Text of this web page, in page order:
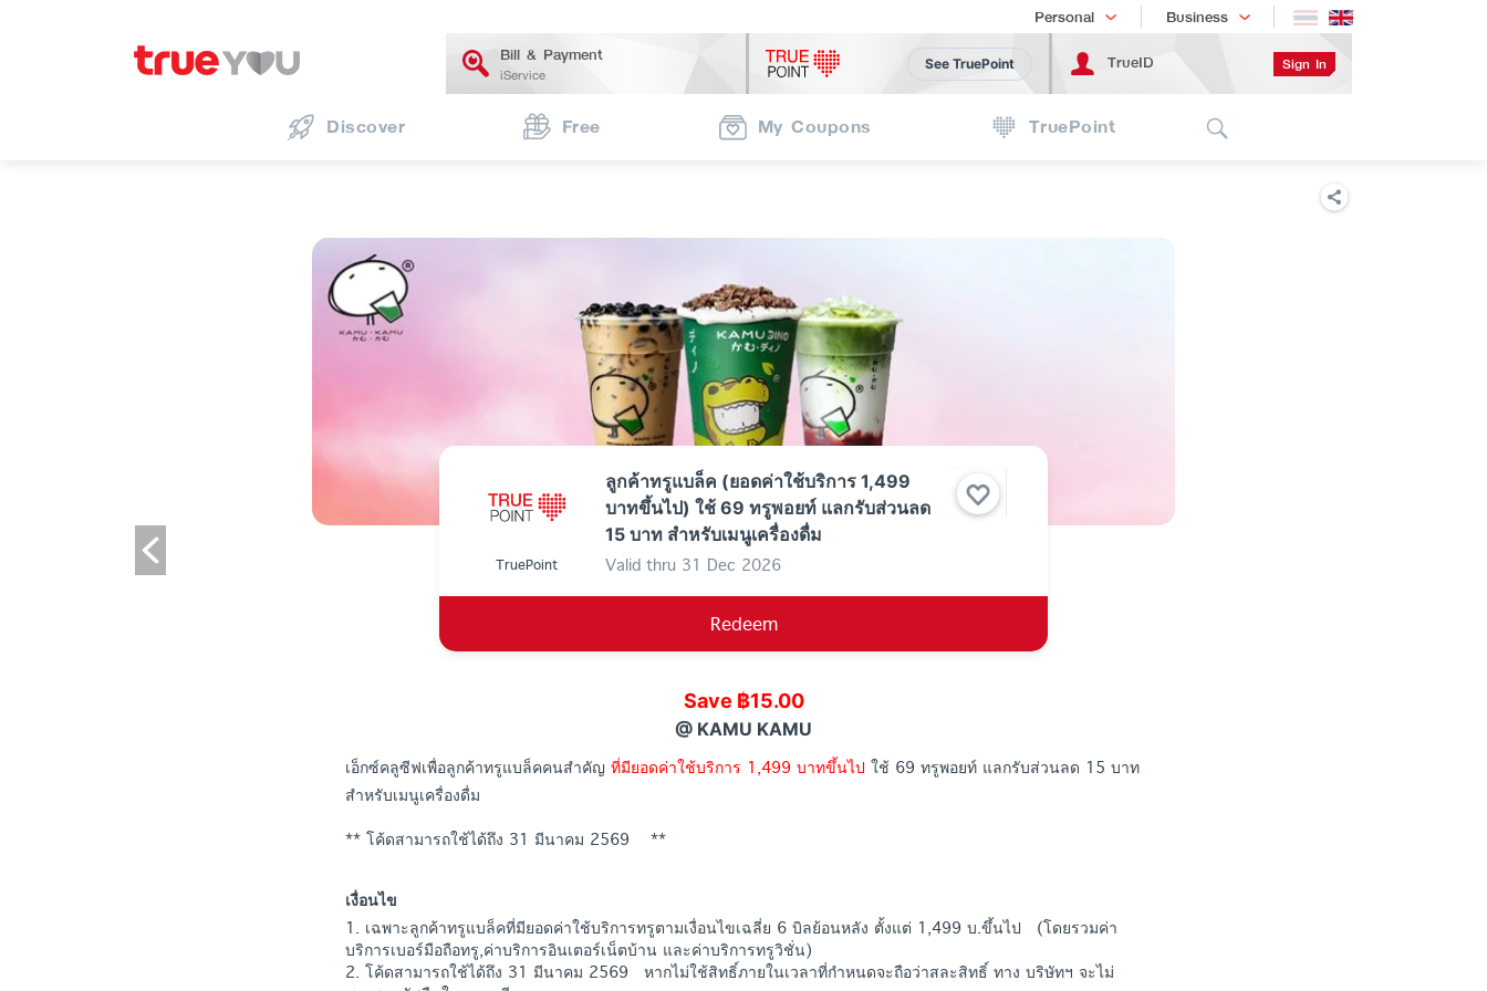
Personal
Shopping Business
เทรนด์เทคโนโลยี
Bill & Payment
iService
See TruePoint TrueID Sign In
Discover Free My Coupons TruePoint
ลูกค้าทรูแบล็ค (ยอดค่าใช้บริการ 1,499
บาทขึ้นไป) ใช้ 69 ทรูพอยท์ แลกรับส่วนลด
15 บาท สำหรับเมนูเครื่องดื่ม
TruePoint Valid thru 31 Dec 2026
Redeem
Save ฿15.00
@ KAMU KAMU
เอ็กซ์คลูซีฟเพื่อลูกค้าทรูแบล็คคนสำคัญ ที่มียอดค่าใช้บริการ 1,499 บาทขึ้นไป ใช้ 69 ทรูพอยท์ แลกรับส่วนลด 15 บาท
สำหรับเมนูเครื่องดื่ม
** โค้ดสามารถใช้ได้ถึง 31 มีนาคม 2569 **
เงื่อนไข
1. เฉพาะลูกค้าทรูแบล็คที่มียอดค่าใช้บริการทรูตามเงื่อนไขเฉลี่ย 6 บิลย้อนหลัง ตั้งแต่ 1,499 บ.ขึ้นไป (โดยรวมค่า
บริการเบอร์มือถือทรู,ค่าบริการอินเตอร์เน็ตบ้าน และค่าบริการทรูวิชั่น)
2. โค้ดสามารถใช้ได้ถึง 31 มีนาคม 2569 หากไม่ใช้สิทธิ์ภายในเวลาที่กำหนดจะถือว่าสละสิทธิ์ ทาง บริษัทฯ จะไม่